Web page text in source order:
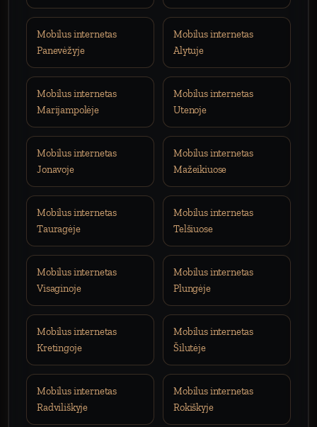
Mobilus internetas
Panevėžyje
Mobilus internetas
Alytuje
Mobilus internetas
Marijampolėje
Mobilus internetas
Utenoje
Mobilus internetas
Jonavoje
Mobilus internetas
Mažeikiuose
Mobilus internetas
Tauragėje
Mobilus internetas
Telšiuose
Mobilus internetas
Visaginoje
Mobilus internetas
Plungėje
Mobilus internetas
Kretingoje
Mobilus internetas
Šilutėje
Mobilus internetas
Radviliškyje
Mobilus internetas
Rokiškyje